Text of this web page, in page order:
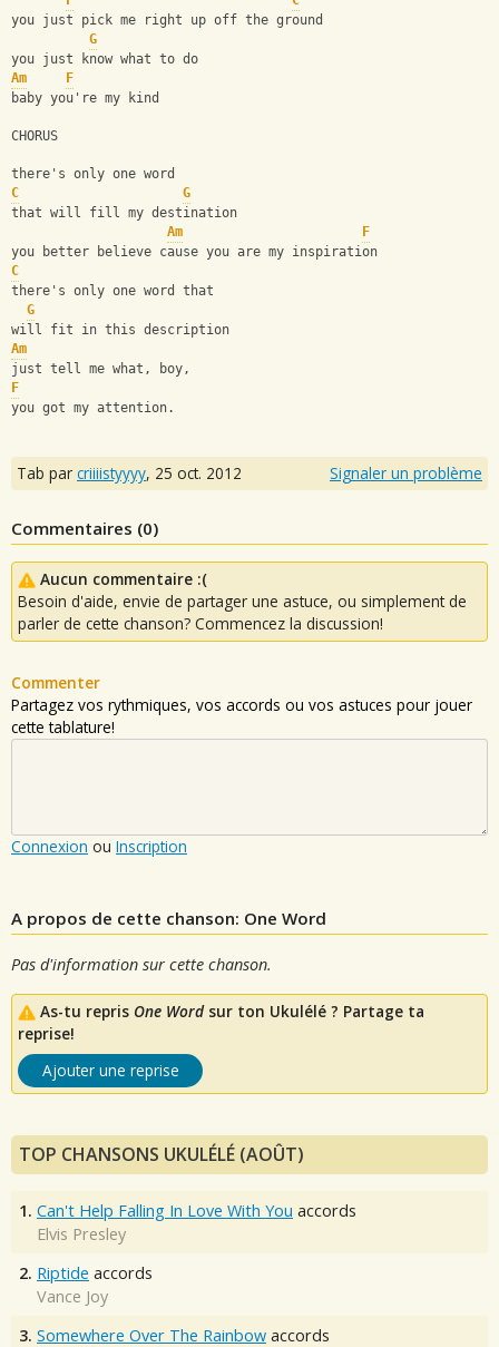
you just pick me right up off the ground
G
you just know what to do
Am
F
baby you're my kind
CHORUS
there's only one word
C
G
that will fill my destination
Am
F
you better believe cause you are my inspiration
C
there's only one word that
G
will fit in this description
Am
just tell me what, boy,
F
you got my attention.
Tab par criiiistyyyy, 25 oct. 2012 Signaler un problème
Commentaires (0)
Aucun commentaire :(
Besoin d'aide, envie de partager une astuce, ou simplement de
parler de cette chanson? Commencez la discussion!
Commenter
Partagez vos rythmiques, vos accords ou vos astuces pour jouer
cette tablature!
Connexion ou Inscription
A propos de cette chanson: One Word
Pas d'information sur cette chanson.
As-tu repris One Wordsur ton Ukulélé ? Partage ta
reprise!
Ajouter une reprise
TOP CHANSONS UKULÉLÉ (AOÛT)
1. Can't Help Falling In Love With You accords
Elvis Presley
2. Riptide accords
Vance Joy
3. Somewhere Over The Rainbow accords